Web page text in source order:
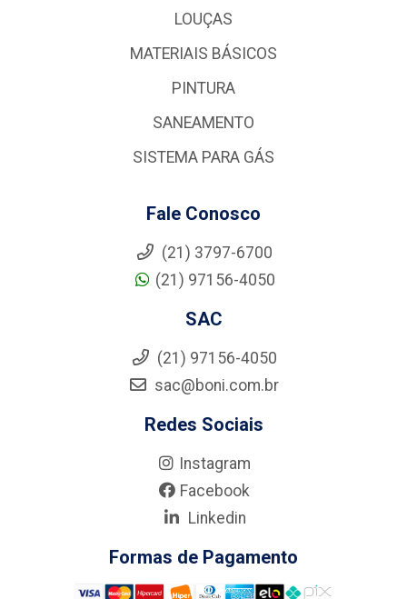
LOUÇAS
MATERIAIS BÁSICOS
PINTURA
SANEAMENTO
SISTEMA PARA GÁS
Fale Conosco
(21) 3797-6700
(21) 97156-4050
SAC
(21) 97156-4050
sac@boni.com.br
Redes Sociais
Instagram
Facebook
Linkedin
Formas de Pagamento